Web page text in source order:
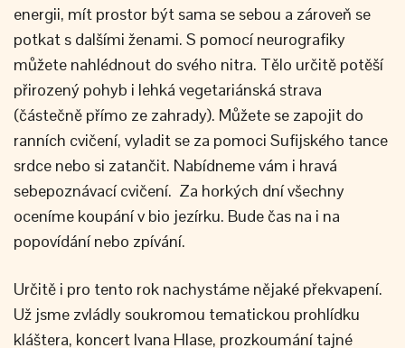
energii, mít prostor být sama se sebou a zároveň se
potkat s dalšími ženami. S pomocí neurografiky
můžete nahlédnout do svého nitra. Tělo určitě potěší
přirozený pohyb i lehká vegetariánská strava
(částečně přímo ze zahrady). Můžete se zapojit do
ranních cvičení, vyladit se za pomoci Sufijského tance
srdce nebo si zatančit. Nabídneme vám i hravá
sebepoznávací cvičení. Za horkých dní všechny
oceníme koupání v bio jezírku. Bude čas na i na
popovídání nebo zpívání.
Určitě i pro tento rok nachystáme nějaké překvapení.
Už jsme zvládly soukromou tematickou prohlídku
kláštera, koncert Ivana Hlase, prozkoumání tajné